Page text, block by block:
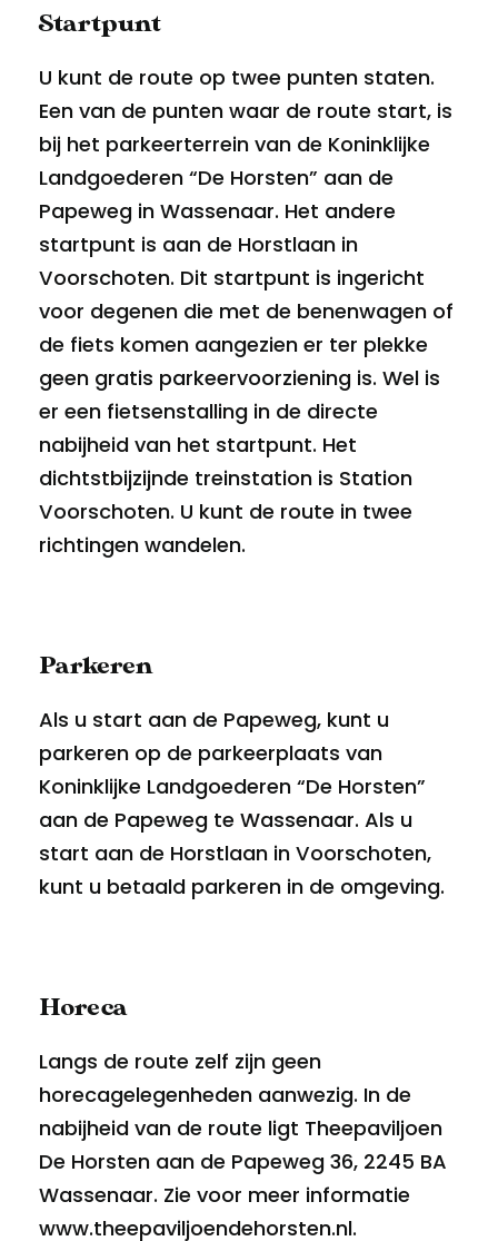
Startpunt
U kunt de route op twee punten staten.
Een van de punten waar de route start, is
bij het parkeerterrein van de Koninklijke
Landgoederen “De Horsten” aan de
Papeweg in Wassenaar. Het andere
startpunt is aan de Horstlaan in
Voorschoten. Dit startpunt is ingericht
voor degenen die met de benenwagen of
de fiets komen aangezien er ter plekke
geen gratis parkeervoorziening is. Wel is
er een fietsenstalling in de directe
nabijheid van het startpunt. Het
dichtstbijzijnde treinstation is Station
Voorschoten. U kunt de route in twee
richtingen wandelen.
Parkeren
Als u start aan de Papeweg, kunt u
parkeren op de parkeerplaats van
Koninklijke Landgoederen “De Horsten”
aan de Papeweg te Wassenaar. Als u
start aan de Horstlaan in Voorschoten,
kunt u betaald parkeren in de omgeving.
Horeca
Langs de route zelf zijn geen
horecagelegenheden aanwezig. In de
nabijheid van de route ligt Theepaviljoen
De Horsten aan de Papeweg 36, 2245 BA
Wassenaar. Zie voor meer informatie
www.theepaviljoendehorsten.nl.